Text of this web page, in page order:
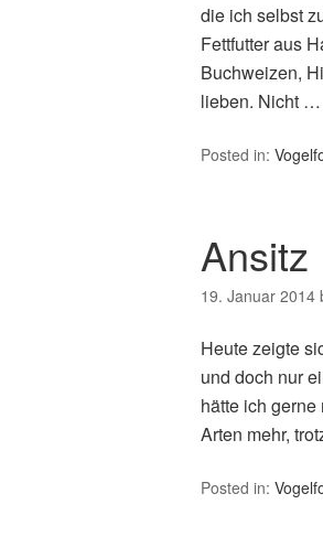
die ich selbst
Fettfutter aus
Buchweizen,
lieben. Nicht …
Posted in:
Ansitz
19. Januar 2014
Heute zeigte
und doch nur
hätte ich
Arten mehr,
Posted in: